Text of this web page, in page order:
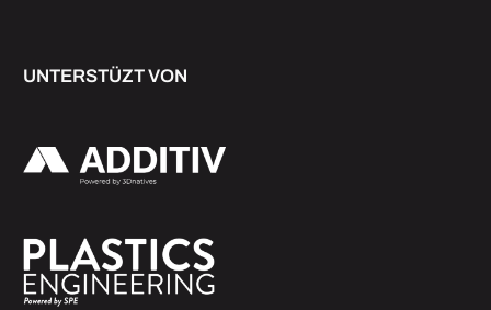
UNTERSTÜZT VON